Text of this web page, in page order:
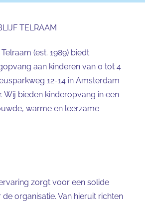
TELRAAM
(est. 1989) biedt
aan kinderen van 0 tot 4
12-14 in Amsterdam
Wij bieden kinderopvang in een
warme en leerzame
zorgt voor een solide
organisatie. Van hieruit richten